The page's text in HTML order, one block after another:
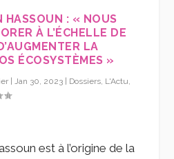
HASSOUN : « NOUS
À L’ÉCHELLE DE
LA
ÉCOSYSTÈMES »
| Jan 30, 2023 | Dossiers L'Actu
est à l’origine de la